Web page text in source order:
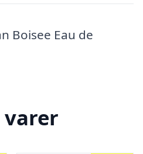
Boisee Eau de
varer